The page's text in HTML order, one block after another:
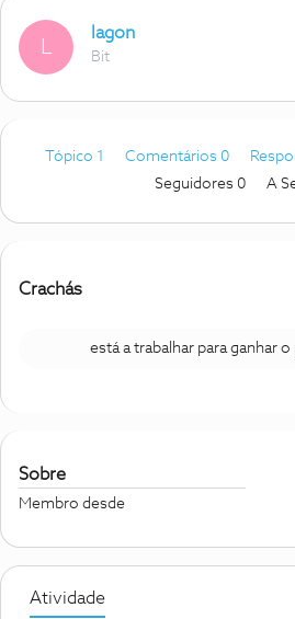
L
lagon
Bit
Tópico 1 Comentários 0
Seguidores 0 A
Crachás
está a trabalhar para ganhar
Sobre
Membro desde
Atividade